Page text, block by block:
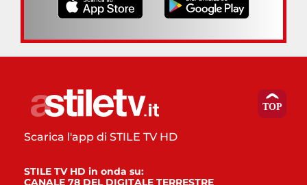
Scarica l'app di STILE TV HD
STILE TV HD in onda su:
CANALE 78 DEL DIGITALE TERRESTRE